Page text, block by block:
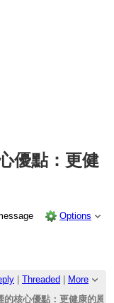
優點：更健
Options
Threaded
More
核心優點：更健康的風